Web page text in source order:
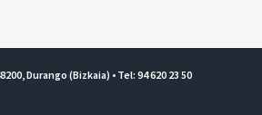
Durango (Bizkaia) • Tel: 94 620 23 50